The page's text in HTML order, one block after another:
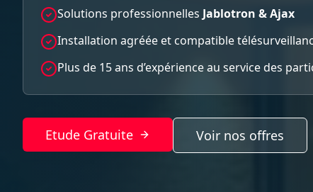
Solutions professionnelles Jablotron & Ajax
Installation agréée et compatible
Plus de 15 ans d’expérience au service des
Etude Gratuite Voir nos offres